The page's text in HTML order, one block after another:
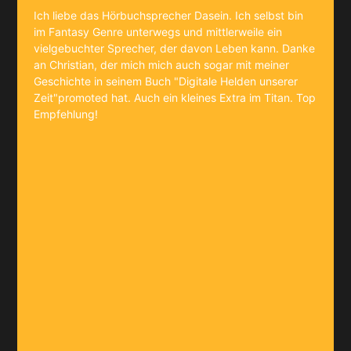
Ich liebe das Hörbuchsprecher Dasein. Ich selbst bin
im Fantasy Genre unterwegs und mittlerweile ein
vielgebuchter Sprecher, der davon Leben kann. Danke
an Christian, der mich mich auch sogar mit meiner
Geschichte in seinem Buch "Digitale Helden unserer
Zeit"promoted hat. Auch ein kleines Extra im Titan. Top
Empfehlung!